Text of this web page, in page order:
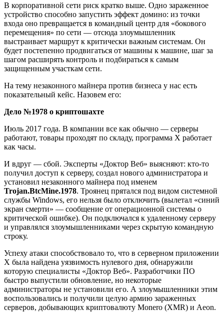
В корпоративной сети риск кратко выше. Одно зараженное
устройство способно запустить эффект домино: из точки
входа оно превращается в командный центр для «бокового
перемещения» по сети — отсюда злоумышленник
выстраивает маршрут к критически важным системам. Он
будет постепенно продвигаться от машины к машине, шаг за
шагом расширять контроль и подбираться к самым
защищенным участкам сети.
На тему незаконного майнера против бизнеса у нас есть
показательный кейс. Назовем его:
Дело №1978 о криптошахте
Июль 2017 года. В компании все как обычно — серверы
работают, товары проходят по складу, программа Х работает
как часы.
И вдруг — сбой. Эксперты «Доктор Веб» выясняют: кто-то
получил доступ к серверу, создал нового администратора и
установил незаконного майнера под именем
Trojan.BtcMine.1978. Троянец прятался под видом системной
службы Windows, его нельзя было отключить (вылетал «синий
экран смерти» — сообщение от операционной системы о
критической ошибке). Он подключался к удаленному серверу
и управлялся злоумышленниками через скрытую командную
строку.
Успеху атаки способствовало то, что в серверном приложении
Х была найдена уязвимость нулевого дня, обнаружили
которую специалисты «Доктор Веб». Разработчики ПО
быстро выпустили обновление, но некоторые
администраторы не установили его. А злоумышленники этим
воспользовались и получили целую армию зараженных
серверов, добывающих криптовалюту Monero (XMR) и Aeon.